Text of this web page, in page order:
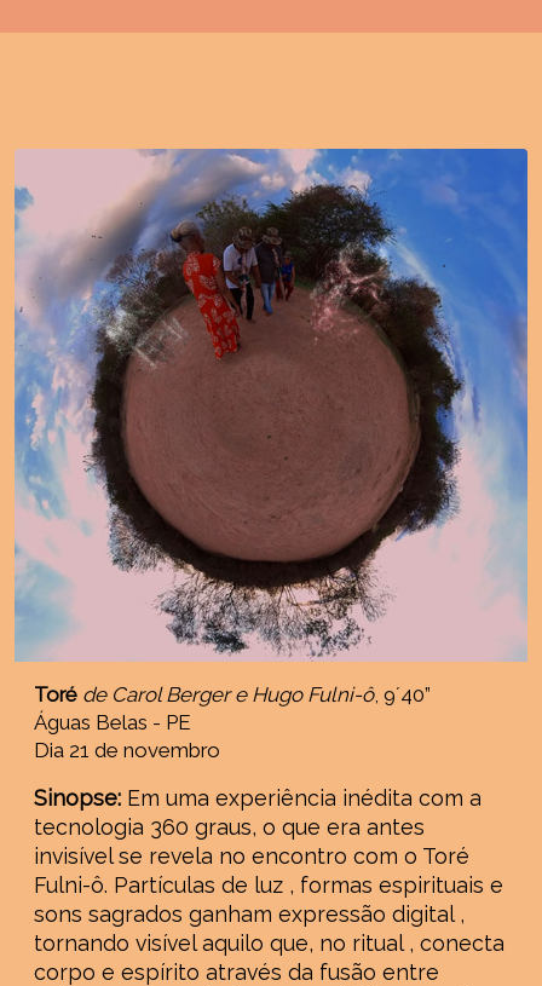
Toré de Carol Berger e Hugo Fulni-ô, 9´40”
Águas Belas - PE
Dia 21 de novembro
Sinopse: Em uma experiência inédita com a
tecnologia 360 graus, o que era antes
invisível se revela no encontro com o Toré
Fulni-ô. Partículas de luz , formas espirituais e
sons sagrados ganham expressão digital ,
tornando visível aquilo que, no ritual , conecta
corpo e espírito através da fusão entre